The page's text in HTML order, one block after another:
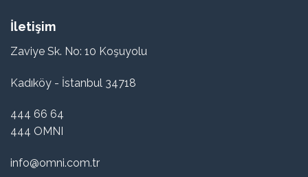
İletişim
Zaviye Sk. No: 10 Koşuyolu
Kadıköy - İstanbul 34718
444 66 64
444 OMNI
info@omni.com.tr